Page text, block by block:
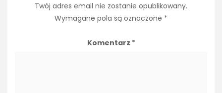
Twój adres email nie zostanie opublikowany.
Wymagane pola są oznaczone *
Komentarz *